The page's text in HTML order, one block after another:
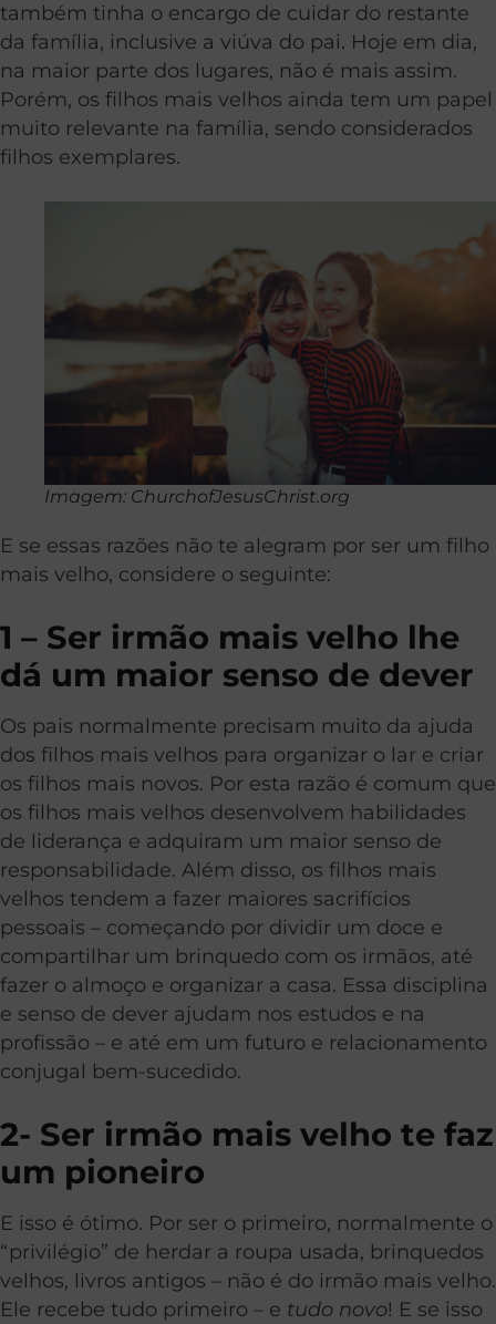
também tinha o encargo de cuidar do restante
da família, inclusive a viúva do pai. Hoje em dia,
na maior parte dos lugares, não é mais assim.
Porém, os filhos mais velhos ainda tem um papel
muito relevante na família, sendo considerados
filhos exemplares.
Imagem: ChurchofJesusChrist.org
E se essas razões não te alegram por ser um filho
mais velho, considere o seguinte:
1 – Ser irmão mais velho lhe
dá um maior senso de dever
Os pais normalmente precisam muito da ajuda
dos filhos mais velhos para organizar o lar e criar
os filhos mais novos. Por esta razão é comum que
os filhos mais velhos desenvolvem habilidades
de liderança e adquiram um maior senso de
responsabilidade. Além disso, os filhos mais
velhos tendem a fazer maiores sacrifícios
pessoais – começando por dividir um doce e
compartilhar um brinquedo com os irmãos, até
fazer o almoço e organizar a casa. Essa disciplina
e senso de dever ajudam nos estudos e na
profissão – e até em um futuro e relacionamento
conjugal bem-sucedido.
2- Ser irmão mais velho te faz
um pioneiro
E isso é ótimo. Por ser o primeiro, normalmente o
“privilégio” de herdar a roupa usada, brinquedos
velhos, livros antigos – não é do irmão mais velho.
Ele recebe tudo primeiro – e tudo novo! E se isso